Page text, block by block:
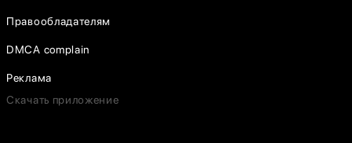
Правообладателям
DMCA complain
Реклама
Скачать приложение